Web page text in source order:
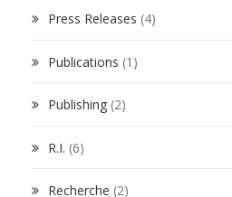
Press Releases (4)
Publications (1)
Publishing (2)
R.I. (6)
Recherche (2)